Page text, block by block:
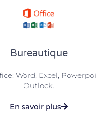
Bureautique
Word, Excel,
Outlook.​
En savoir plus